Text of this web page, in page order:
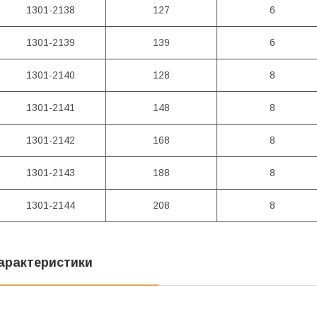
1301-2138 127 6
1301-2139 139 6
1301-2140 128 8
1301-2141 148 8
1301-2142 168 8
1301-2143 188 8
1301-2144 208 8